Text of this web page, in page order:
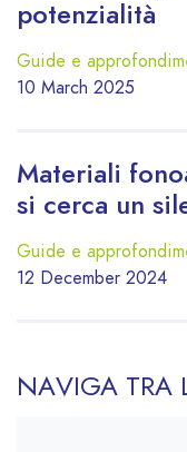
potenzialità
Guide e
10 March 2025
Materiali
si cerca un
Guide e
12 December 2024
NAVIGA TRA